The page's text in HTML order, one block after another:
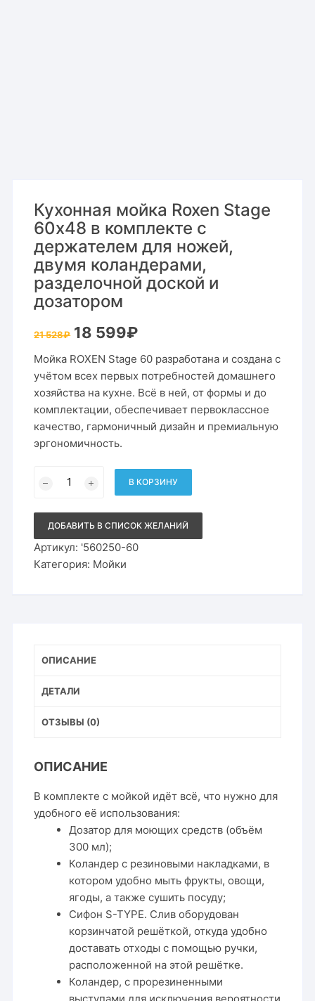
Кухонная мойка Roxen Stage
60х48 в комплекте с
держателем для ножей,
двумя коландерами,
разделочной доской и
дозатором
21 528₽ Первоначальная
цена
21
528₽.
18 599₽Текущая
599₽.
Мойка ROXEN Stage 60 разработана и создана с
учётом всех первых потребностей домашнего
хозяйства на кухне. Всё в ней, от формы и до
комплектации, обеспечивает первоклассное
качество, гармоничный дизайн и премиальную
эргономичность.
товара
Roxen
Stage
60х48
в
комплекте
с
дозатором
В КОРЗИНУ
ДОБАВИТЬ В СПИСОК ЖЕЛАНИЙ
Артикул: '560250-60
Категория: Мойки
ОПИСАНИЕ
ДЕТАЛИ
ОТЗЫВЫ (0)
ОПИСАНИЕ
В комплекте с мойкой идёт всё, что нужно для
удобного её использования:
Дозатор для моющих средств (объём
300 мл);
Коландер с резиновыми накладками, в
котором удобно мыть фрукты, овощи,
ягоды, а также сушить посуду;
Сифон S-TYPE. Слив оборудован
корзинчатой решёткой, откуда удобно
доставать отходы с помощью ручки,
расположенной на этой решётке.
Коландер, с прорезиненными
выступами для исключения вероятности